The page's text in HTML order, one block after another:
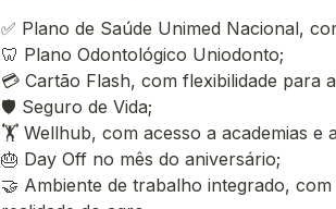
✅ Plano de Saúde Unimed Nacional,
🦷 Plano Odontológico Uniodonto;
💳 Cartão Flash, com flexibilidade para
🛡️ Seguro de Vida;
🏋️ Wellhub, com acesso a academias e
🎂 Day Off no mês do aniversário;
🤝 Ambiente de trabalho integrado,